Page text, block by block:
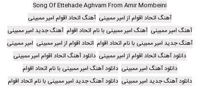
Song Of Ettehade Aghvam From Amir Mombeini
آهنگ اتحاد اقوام از امیر ممبینی آهنگ اتحاد اقوام امیر ممبینی
آهنگ امیر ممبینی آهنگ امیر ممبینی با نام اتحاد اقوام آهنگ جدید امیر ممبینی
آهنگ جدید امیر ممبینی با نام اتحاد اقوام اتحاد اقوام از امیر ممبینی امیر ممبینی
دانلود آهنگ اتحاد اقوام از امیر ممبینی دانلود آهنگ اتحاد اقوام امیر ممبینی
دانلود آهنگ امیر ممبینی دانلود آهنگ امیر ممبینی با نام اتحاد اقوام
دانلود آهنگ جدید امیر ممبینی دانلود آهنگ جدید امیر ممبینی با نام اتحاد اقوام